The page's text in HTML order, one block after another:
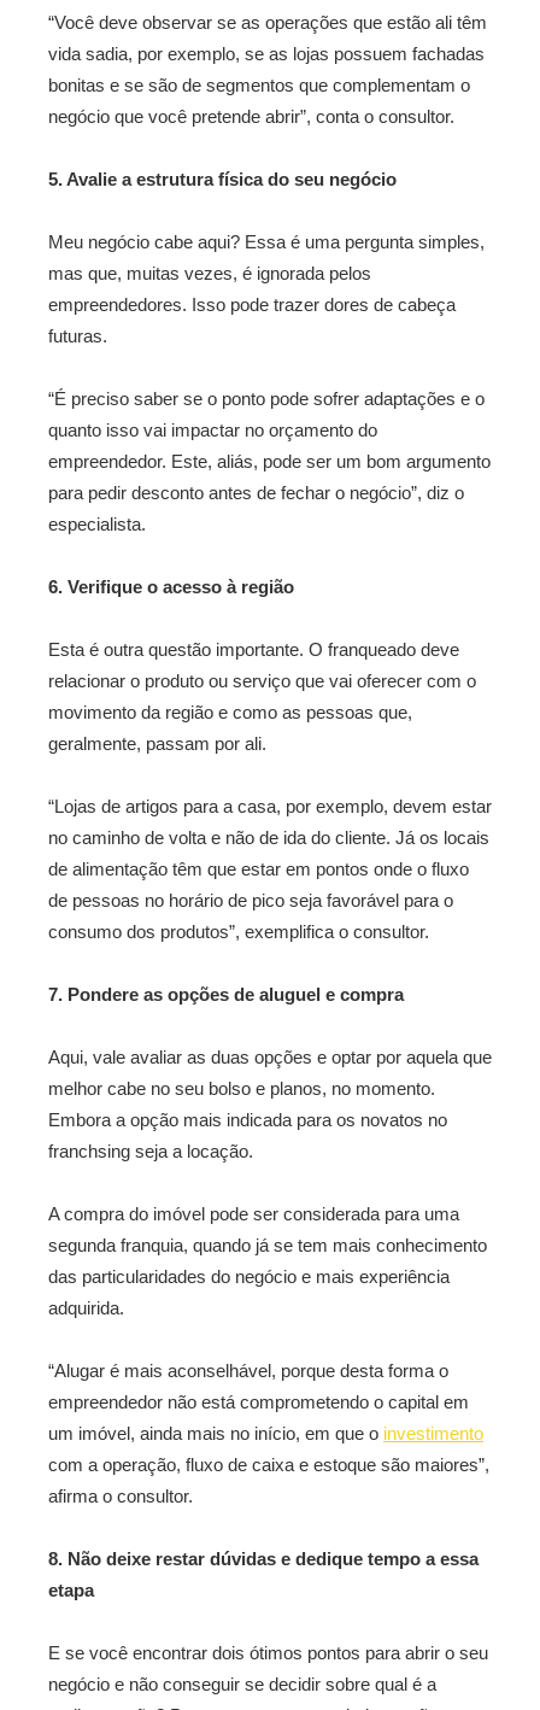
“Você deve observar se as operações que estão ali têm
vida sadia, por exemplo, se as lojas possuem fachadas
bonitas e se são de segmentos que complementam o
negócio que você pretende abrir”, conta o consultor.
5. Avalie a estrutura física do seu negócio
Meu negócio cabe aqui? Essa é uma pergunta simples,
mas que, muitas vezes, é ignorada pelos
empreendedores. Isso pode trazer dores de cabeça
futuras.
“É preciso saber se o ponto pode sofrer adaptações e o
quanto isso vai impactar no orçamento do
empreendedor. Este, aliás, pode ser um bom argumento
para pedir desconto antes de fechar o negócio”, diz o
especialista.
6. Verifique o acesso à região
Esta é outra questão importante. O franqueado deve
relacionar o produto ou serviço que vai oferecer com o
movimento da região e como as pessoas que,
geralmente, passam por ali.
“Lojas de artigos para a casa, por exemplo, devem estar
no caminho de volta e não de ida do cliente. Já os locais
de alimentação têm que estar em pontos onde o fluxo
de pessoas no horário de pico seja favorável para o
consumo dos produtos”, exemplifica o consultor.
7. Pondere as opções de aluguel e compra
Aqui, vale avaliar as duas opções e optar por aquela que
melhor cabe no seu bolso e planos, no momento.
Embora a opção mais indicada para os novatos no
franchsing seja a locação.
A compra do imóvel pode ser considerada para uma
segunda franquia, quando já se tem mais conhecimento
das particularidades do negócio e mais experiência
adquirida.
“Alugar é mais aconselhável, porque desta forma o
empreendedor não está comprometendo o capital em
um imóvel, ainda mais no início, em que o investimento
com a operação, fluxo de caixa e estoque são maiores”,
afirma o consultor.
8. Não deixe restar dúvidas e dedique tempo a essa
etapa
E se você encontrar dois ótimos pontos para abrir o seu
negócio e não conseguir se decidir sobre qual é a